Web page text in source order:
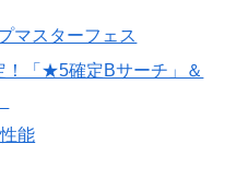
マスターフェス
！「★5確定Bサーチ」＆
能